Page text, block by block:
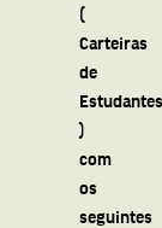
(
Carteiras
de
Estudantes
)
com
os
seguintes